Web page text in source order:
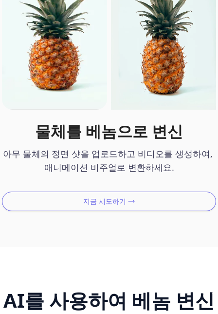
물체를 베놈으로 변신
아무 물체의 정면 샷을 업로드하고 비디오를 생성하여,
애니메이션 비주얼로 변환하세요.
지금 시도하기
AI를 사용하여 베놈 변신